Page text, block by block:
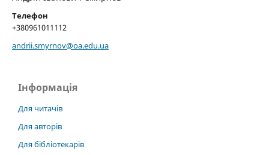
Телефон
+380961011112
andrii.smyrnov@oa.edu.ua
Інформація
Для читачів
Для авторів
Для бібліотекарів